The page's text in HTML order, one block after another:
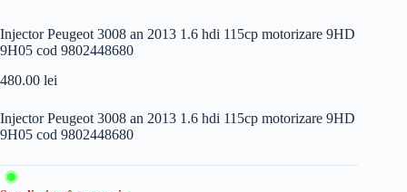
Injector Peugeot 3008 an 2013 1.6 hdi 115cp motorizare 9HD
9H05 cod 9802448680
480.00 lei
Injector Peugeot 3008 an 2013 1.6 hdi 115cp motorizare 9HD
9H05 cod 9802448680